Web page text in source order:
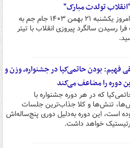
تولدت مبارک"
روزنامه امروز یکشنبه ۲۱ بهمن ۱۴۰۳ جام جم به
رسیدن سالگرد پیروزی انقلاب با تیتر
فهیم: بودن حاتمی‌کیا در جشنواره، وزن و
دوره را مضاعف می‌کند
که در هر دوره جشنواره با
تنش‌ها و کلا جذاب‌ترین جلسات
است، این دوره به‌دلیل دوری پنج‌ساله‌اش
خواهد داشت.